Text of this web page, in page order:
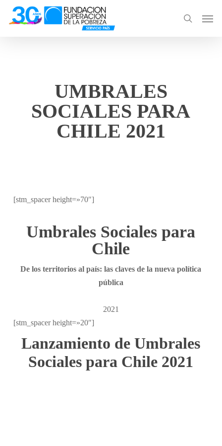
search
Menu
UMBRALES
SOCIALES PARA
CHILE 2021
[stm_spacer height=»70″]
Umbrales Sociales para
Chile
De los territorios al país: las claves de la nueva política
pública
2021
[stm_spacer height=»20″]
Lanzamiento de Umbrales
Sociales para Chile 2021